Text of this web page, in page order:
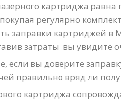
картриджа
регулярно
заправки картриджей в
затраты, вы увидите
если вы доверите
правильно вряд ли
картриджа